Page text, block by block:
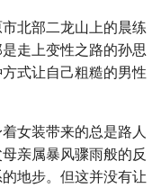
北部二龙山上的晨练
走上变性之路的孙思
式让自己粗糙的男性
女装带来的总是路人
亲属暴风骤雨般的反
地步。但这并没有让